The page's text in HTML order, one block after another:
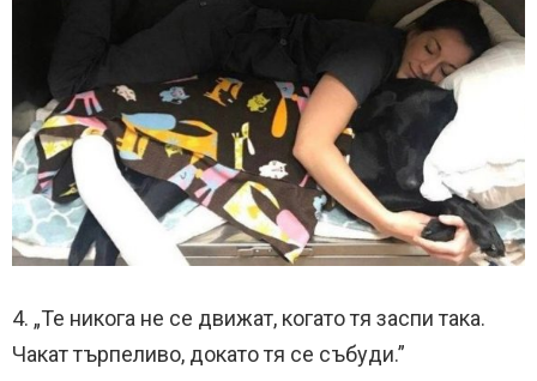
4. „Те никога не се движат, когато тя заспи така.
Чакат търпеливо, докато тя се събуди.”